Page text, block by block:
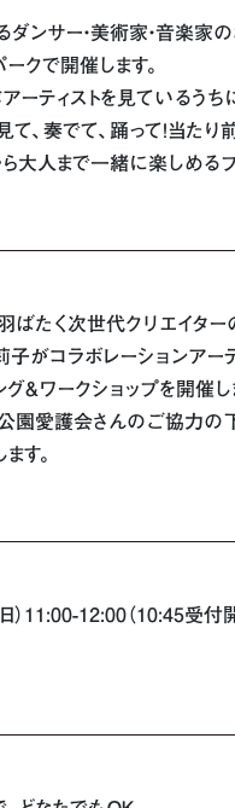
ダンサー・美術家・音楽家
クで開催します。
ーティストを見ているうち
て、奏でて、踊って！当た
大人まで一緒に楽しめる
ばたく次世代クリエイタ
がコラボレーションアー
グ＆ワークショップを開催し
園愛護会さんのご協力の
す。
）11:00-12:00（10:45受付